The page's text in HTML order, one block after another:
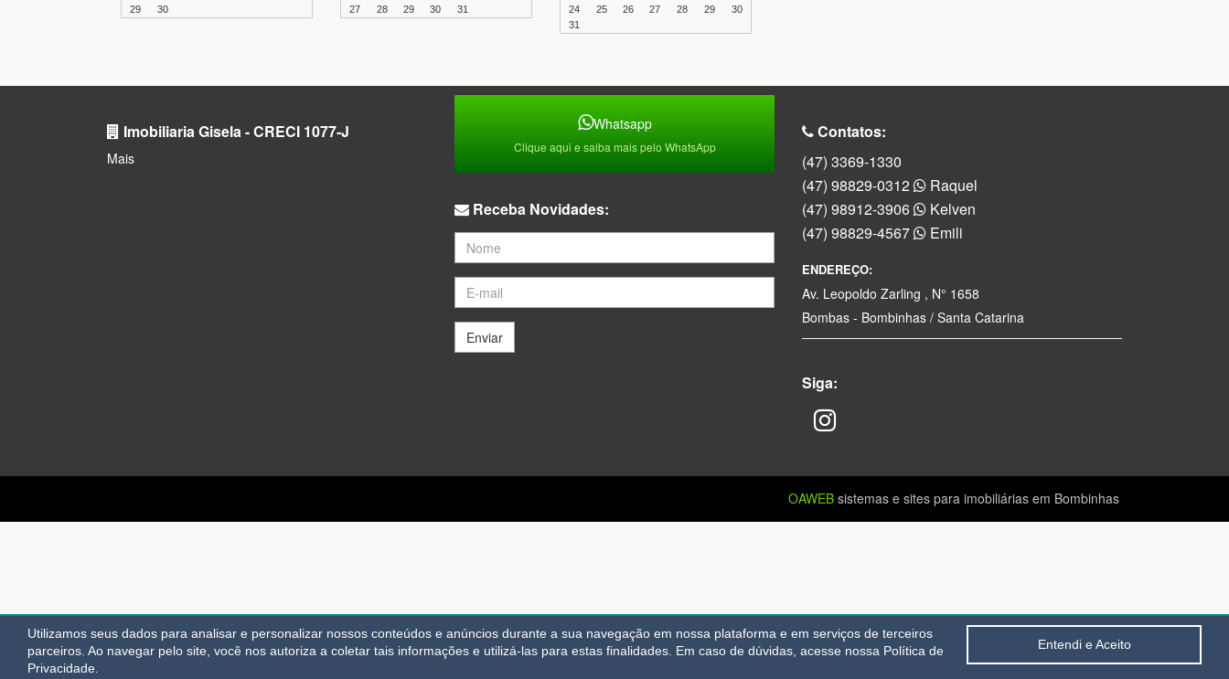
Utilizamos seus dados para analisar e personalizar nossos conteúdos e anúncios durante a sua navegação em nossa plataforma e em serviços de terceiros
parceiros. Ao navegar pelo site, você nos autoriza a coletar tais informações e utilizá-las para estas finalidades. Em caso de dúvidas, acesse nossa Política de
Privacidade.
Entendi e Aceito
29
30
27
28 29 30 31
24
25 26 27 28 29
30
31
Imobiliaria Gisela - CRECI 1077-J
Mais
Whatsapp
Clique aqui e saiba mais pelo WhatsApp
Receba Novidades:
Enviar
Contatos:
(47) 3369-1330
(47) 98829-0312
Raquel
(47) 98912-3906
Kelven
(47) 98829-4567
Emili
ENDEREÇO:
Av. Leopoldo Zarling , N° 1658
Bombas - Bombinhas / Santa Catarina
Siga:
FALE AGORA PELO WHASTAPP
OAWEB sistemas e sites para imobiliárias em Bombinhas